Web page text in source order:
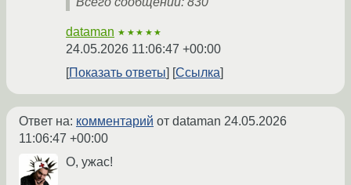
dataman ★★★★★
24.05.2026 11:06:47 +00:00
Показать ответы
Ссылка
Ответ на: комментарий от dataman 24.05.2026
11:06:47 +00:00
О, ужас!